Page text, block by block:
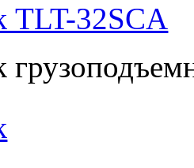
TLT-32SCA